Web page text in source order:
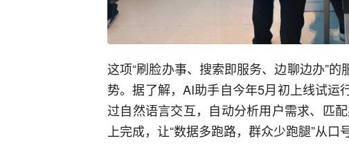
这项“刷脸办事、搜索即服务、边聊边办”
势。据了解，AI助手自今年5月初上线试运
过自然语言交互，自动分析用户需求、匹
上完成，让“数据多跑路，群众少跑腿”从口